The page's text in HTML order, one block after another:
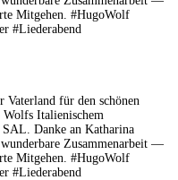
für den schönen
Italienischem
Danke an Katharina
Zusammenarbeit —
Mitgehen. #HugoWolf
#Liederabend